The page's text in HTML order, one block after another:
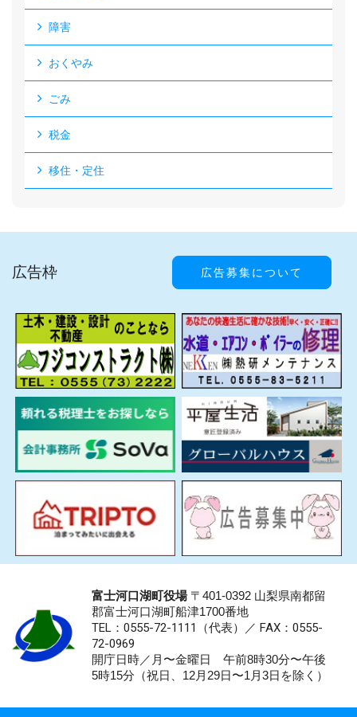
障害
おくやみ
ごみ
税金
移住・定住
広告枠 広告募集について
富士河口湖町役場〒401-0392 山梨県南都留
郡富士河口湖町船津1700番地
TEL：0555-72-1111 （代表）／ FAX：0555-
72-0969
開庁日時／月〜金曜日 午前8時30分〜午後
5時15分（祝日、12月29日〜1月3日を除く）